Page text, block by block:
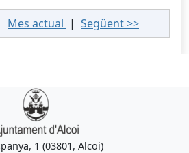
Mes actual | Següent >>
1 (03801, Alcoi)